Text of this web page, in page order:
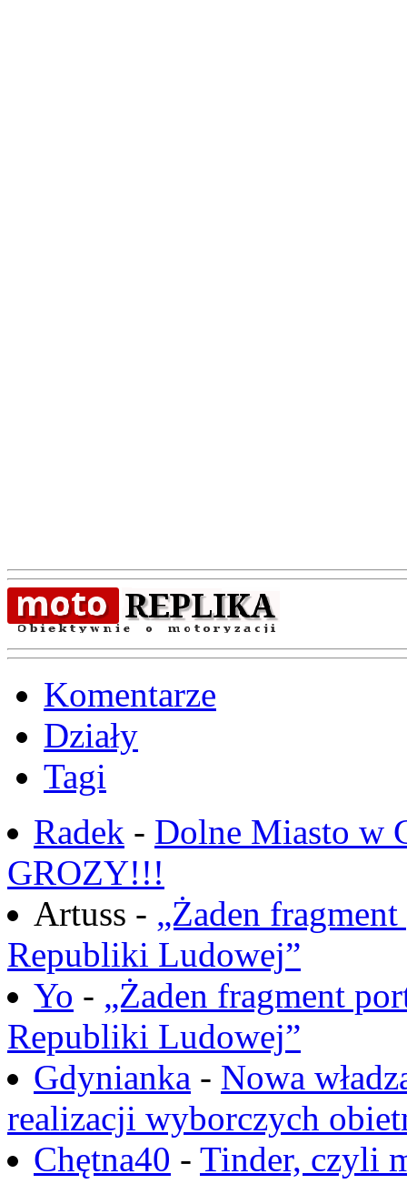
Komentarze
Działy
Tagi
Radek - Dolne Miasto w
GROZY!!!
Artuss - „Żaden
Republiki Ludowej”
Yo - „Żaden fragment
Republiki Ludowej”
Gdynianka - Nowa
realizacji wyborczych
Chętna40 - Tinder, czyli